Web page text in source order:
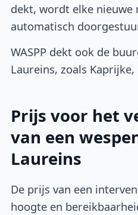
dekt, wordt elke nieuwe
automatisch
WASPP dekt ook de
Laureins, zoals Kaprijke,
Prijs voor het
van een
Laureins
De prijs van een
hoogte en